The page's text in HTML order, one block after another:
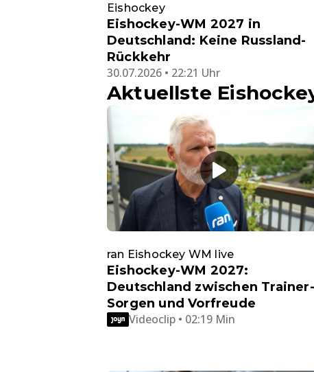
Eishockey
Eishockey-WM 2027 in
Deutschland: Keine Russland-
Rückkehr
30.07.2026 • 22:21 Uhr
Aktuellste
ran Eishockey WM live
Eishockey-WM 2027:
Deutschland zwischen Trainer-
Sorgen und Vorfreude
Videoclip • 02:19 Min